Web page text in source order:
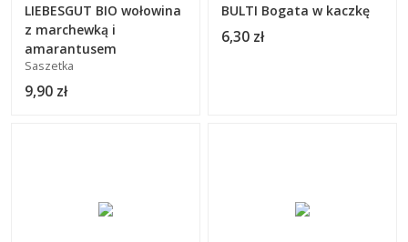
LIEBESGUT BIO wołowina
z marchewką i
amarantusem
Saszetka
9,90 zł
BULTI Bogata w kaczkę
6,30 zł